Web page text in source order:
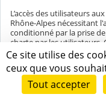
L’accès des utilisateurs
Rhône-Alpes nécessitant
conditionné par la prise
charte par les utilisateurs.
mention
« J'ai lu et j'atteste avoir
puis en cliquant sur le
Ce site utilise des
ceux que vous
Tout accepter